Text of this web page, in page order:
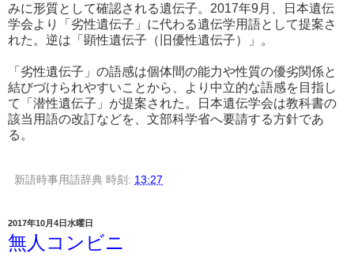
みに形質として確認される遺伝子。2017年9月、日本遺伝
学会より「劣性遺伝子」に代わる遺伝学用語として提案さ
れた。逆は「顕性遺伝子（旧優性遺伝子）」。
「劣性遺伝子」の語感は個体間の能力や性質の優劣関係と
結びづけられやすいことから、より中立的な語感を目指し
て「潜性遺伝子」が提案された。日本遺伝学会は教科書の
該当用語の改訂などを、文部科学省へ要請する方針であ
る。
新語時事用語辞典 時刻: 13:27
2017年10月4日水曜日
無人コンビニ